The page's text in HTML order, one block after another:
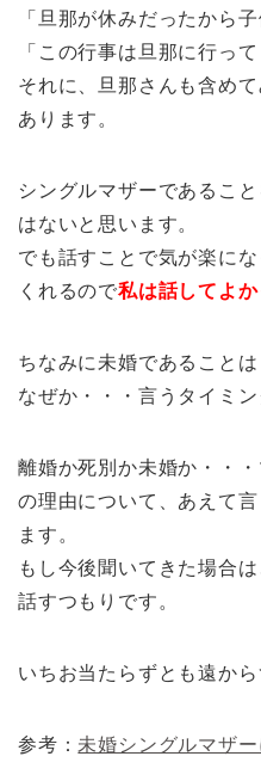
「旦那が休みだったから
「この行事は旦那に行っ
それに、旦那さんも含め
あります。
シングルマザーであるこ
はないと思います。
でも話すことで気が楽に
くれるので私は話してよ
ちなみに未婚であることは
なぜか・・・言うタイミン
離婚か死別か未婚か・・
の理由について、あえて
ます。
もし今後聞いてきた場合
話すつもりです。
いちお当たらずとも遠か
参考： 未婚シングルマザ